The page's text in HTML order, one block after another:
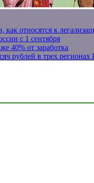
как относятся к
с 1 сентября
40% от заработка
рублей в трех регионах